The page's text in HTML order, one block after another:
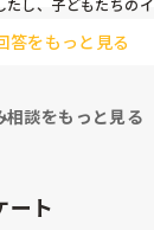
し、子どもたちの
答をもっと見る
相談をもっと見る
ート